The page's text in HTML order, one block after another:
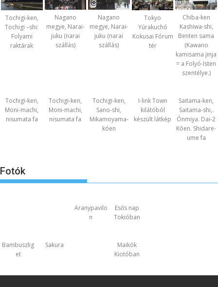
Tochigi-ken,
Tochigi –shi:
Folyami
raktárak
Nagano
megye, Narai-
juku (narai
szállás)
Nagano
megye, Narai-
juku (narai
szállás)
Tokyo
Yúrakuchó
Kokusai Fórum
tér
Chiba-ken
Kashiwa-shi,
Benten sama
(Kawano
kamisama jinja
= a Folyó-Isten
szentélye.)
Tochigi-ken,
Moni-machi,
nisumata fa
Tochigi-ken,
Moni-machi,
nisumata fa
Tochigi-ken,
Sano-shi,
Mikamoyama-
kóen
I-link Town
kilátóból
készült látkép
Saitama-ken,
Saitama-shi,.
Ónmiya. Dai-2
Kóen. Shidare-
ume fa
Fotók
Aranypavilo
n
Esős nap
Tokióban
Bambuszlig
et
Sakura
Maikók
Kiotóban